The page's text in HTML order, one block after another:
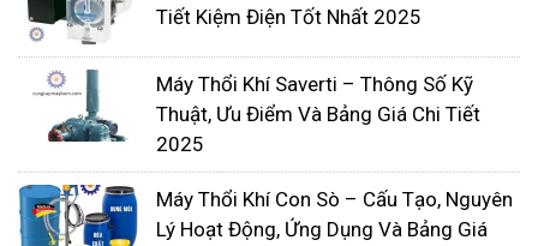
Ngăn chặn đóng bùn trong khi tắt máy
Tiết Kiệm Điện Tốt Nhất 2025
Máy Thổi Khí Saverti – Thông Số Kỹ
Thuật, Ưu Điểm Và Bảng Giá Chi Tiết
2025
Máy Thổi Khí Con Sò – Cấu Tạo, Nguyên
Lý Hoạt Động, Ứng Dụng Và Bảng Giá